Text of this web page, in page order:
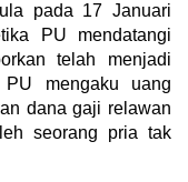
pada 17 Januari
PU mendatangi
telah menjadi
mengaku uang
dana gaji relawan
seorang pria tak